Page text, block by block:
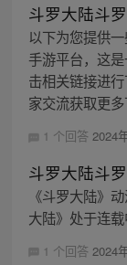
斗罗大陆斗
以下为您提供
手游平台，这
击相关链接进
家交流获取更多
1 个回答 2024
斗罗大陆斗
《斗罗大陆》
大陆》处于连载
1 个回答 2024